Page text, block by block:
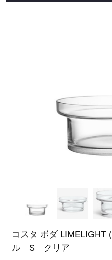
コスタ ボダ LIMELIGHT
ル S クリア